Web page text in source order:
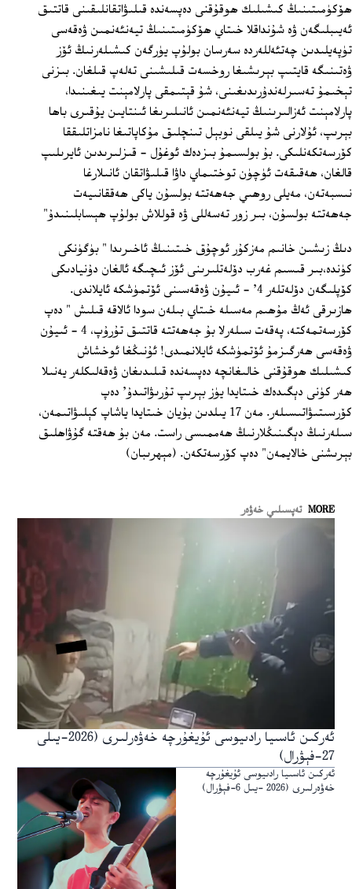
ھۆكۈمىتىنىڭ كىشىلىك ھوقۇقنى دەپسەندە قىلىۋاتقانلىقىنى قاتتىق
ئەيىبلىگەن ۋە شۇنداقلا خىتاي ھۆكۈمىتىنىڭ تيەنئەنمىن ۋەقەسى
تۈپەيلىدىن چەتئەللەردە سەرسان بولۇپ يۈرگەن كىشىلەرنىڭ ئۆز
ۋەتىنىگە قايتىپ بېرىشىغا روخسەت قىلىشىنى تەلەپ قىلغان. بىزنى
تېخىمۇ تەسىرلەندۇرىدىغىنى، شۇ قېتىمقى پارلامېنت يىغىنىدا،
پارلامېنت ئەزالىرىنىڭ تيەنئەنمىن ئانىلىرىغا ئىنتايىن يۇقىرى باھا
بېرىپ، ئۇلارنى شۇ يىلقى نوبېل تىنچلىق مۇكاپاتىغا نامزاتلىققا
كۆرسەتكەنلىكى. بۇ بولسىمۇ بىزدەك ئوغۇل - قىزلىرىدىن ئايرىلىپ
قالغان، ھەقىقەت ئۈچۈن توختىماي داۋا قىلىۋاتقان ئانىلارغا
نىسبەتەن، مەيلى روھىي جەھەتتە بولسۇن ياكى ھەققانىيەت
جەھەتتە بولسۇن، بىر زور تەسەللى ۋە قوللاش بولۇپ ھېسابلىنىدۇ"
دىڭ زىشىن خانىم مەزكۇر ئوچۇق خىتىنىڭ ئاخىرىدا " بۈگۈنكى
كۈندە،بىر قىسىم غەرب دۆلەتلىرىنى ئۆز ئىچىگە ئالغان دۇنيادىكى
كۆپلىگەن دۆلەتلەر 4' ‏- ئىيۇن ۋەقەسىنى ئۆتمۈشكە ئايلاندى.
ھازىرقى ئەڭ مۇھىم مەسىلە خىتاي بىلەن سودا ئالاقە قىلىش " دەپ
كۆرسەتمەكتە، پەقەت سىلەرلا بۇ جەھەتتە قاتتىق تۇرۇپ، 4 ‏- ئىيۇن
ۋەقەسى ھەرگىزمۇ ئۆتمۈشكە ئايلانمىدى! ئۇنىڭغا ئوخشاش
كىشىلىك ھوقۇقنى خالىغانچە دەپسەندە قىلىدىغان ۋەقەلىكلەر يەنىلا
ھەر كۈنى دېگىدەك خىتايدا يۈز بېرىپ تۇرىۋاتىدۇ' دەپ
كۆرسىتىۋاتىسىلەر. مەن 17 يىلدىن بۇيان خىتايدا ياشاپ كېلىۋاتىمەن،
سىلەرنىڭ دېگىنىڭلارنىڭ ھەممىسى راست. مەن بۇ ھەقتە گۇۋاھلىق
بېرىشنى خالايمەن" دەپ كۆرسەتكەن. (مېھرىبان)
MORE تەپسىلىي خەۋەر
ئەركىن ئاسىيا رادىيوسى ئۇيغۇرچە خەۋەرلىرى (2026-يىلى
27-فېۋرال)
ئەركىن ئاسىيا رادىيوسى ئۇيغۇرچە
خەۋەرلىرى (2026 -يىل 6-فېۋرال)